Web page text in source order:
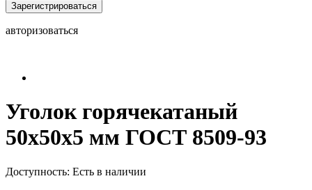
Зарегистрироваться
авторизоваться
Уголок горячекатаный
50x50x5 мм ГОСТ 8509-93
Доступность: Есть в наличии